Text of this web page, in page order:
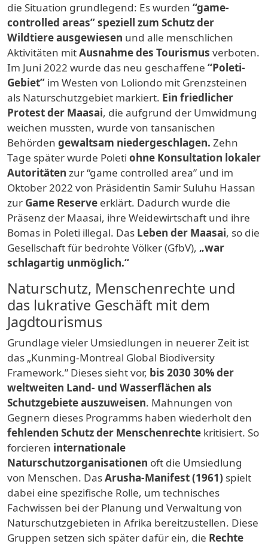
die Situation grundlegend: Es wurden “game-
controlled areas” speziell zum Schutz der
Wildtiere ausgewiesen und alle menschlichen
Aktivitäten mitAusnahme des Tourismus verboten.
Im Juni 2022 wurde das neu geschaffene “Poleti-
Gebiet” im Westen von Loliondo mit Grenzsteinen
als Naturschutzgebiet markiert. Ein friedlicher
Protest der Maasai, die aufgrund der Umwidmung
weichen mussten, wurde von tansanischen
Behörden gewaltsam niedergeschlagen. Zehn
Tage später wurde Poleti ohne Konsultation lokaler
Autoritäten zur “game controlled area” und im
Oktober 2022 von Präsidentin Samir Suluhu Hassan
zur Game Reserve erklärt. Dadurch wurde die
Präsenz der Maasai, ihre Weidewirtschaft und ihre
Bomas in Poleti illegal. Das Leben der Maasai, so die
Gesellschaft für bedrohte Völker (GfbV), „war
schlagartig unmöglich.“
Naturschutz, Menschenrechte und
das lukrative Geschäft mit dem
Jagdtourismus
Grundlage vieler Umsiedlungen in neuerer Zeit ist
das „Kunming-Montreal Global Biodiversity
Framework.” Dieses sieht vor, bis 2030 30% der
weltweiten Land- und Wasserflächen als
Schutzgebiete auszuweisen. Mahnungen von
Gegnern dieses Programms haben wiederholt den
fehlenden Schutz der Menschenrechte kritisiert. So
forcieren internationale
Naturschutzorganisationen oft die Umsiedlung
von Menschen. DasArusha-Manifest (1961) spielt
dabei eine spezifische Rolle, um technisches
Fachwissen bei der Planung und Verwaltung von
Naturschutzgebieten in Afrika bereitzustellen. Diese
Gruppen setzen sich später dafür ein, die Rechte